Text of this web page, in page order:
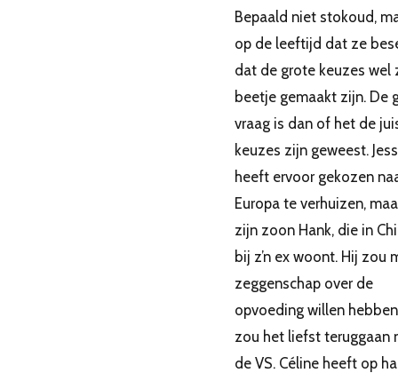
Bepaald niet stokoud,
op de leeftijd dat ze
dat de grote keuzes wel
beetje gemaakt zijn. De
vraag is dan of het de
keuzes zijn geweest.
heeft ervoor gekozen
Europa te verhuizen,
zijn zoon Hank, die in
bij z’n ex woont. Hij zou
zeggenschap over de
opvoeding willen
zou het liefst teruggaan
de VS. Céline heeft op